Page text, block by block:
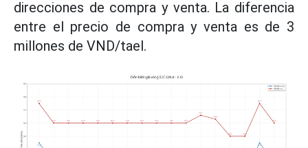
direcciones de compra y venta. La diferencia
entre el precio de compra y venta es de 3
millones de VND/tael.